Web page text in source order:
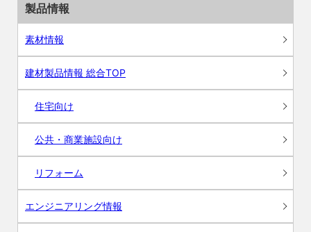
製品情報
素材情報
建材製品情報 総合TOP
住宅向け
公共・商業施設向け
リフォーム
エンジニアリング情報